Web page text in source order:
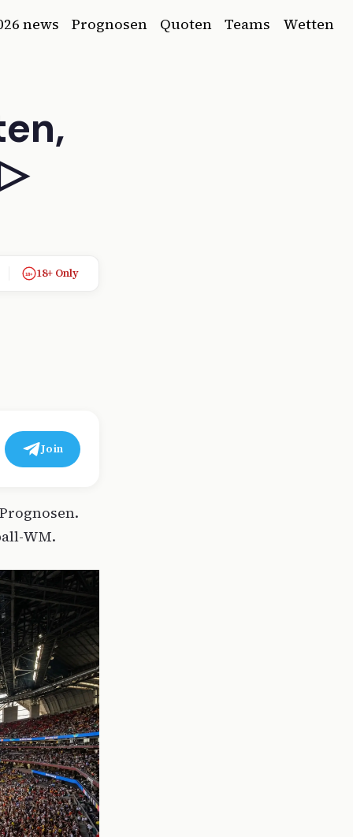
news Prognosen Quoten Teams Wetten
18+ 18+ Only
Join
WM.